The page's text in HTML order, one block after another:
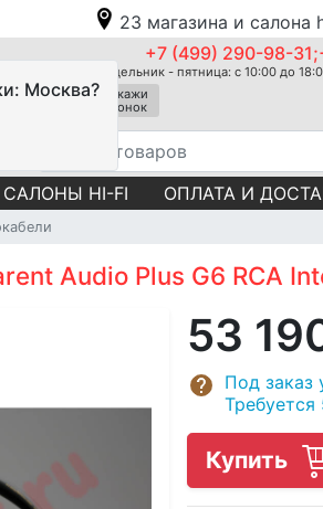
23 магазина и салона
Москва?
+7 (499) 290-98-
Понедельник - пятница: с 10:00 до
Закажи
звонок
САЛОНЫ HI-FI ОПЛАТА И
Audio Plus G6 RCA
53
Под заказ
Требуется
Купить